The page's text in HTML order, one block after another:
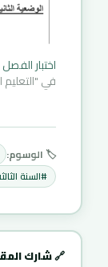
اختبار
في "التعليم
🏷️ الوسوم:
#السنة
🔗 شارك